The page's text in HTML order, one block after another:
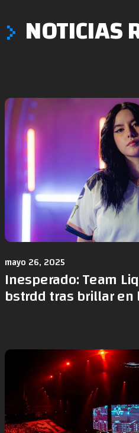
NOTICIAS
mayo 26, 2025
Inesperado: Team
bstrdd tras brillar